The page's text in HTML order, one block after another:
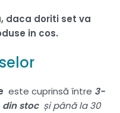
daca doriti set va
in cos.
este cuprinsă între 3-
din stocși până la 30